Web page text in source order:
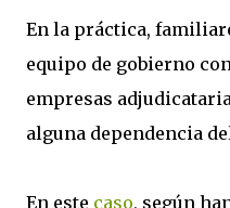
En la práctica,
equipo de gobierno
empresas
alguna dependencia
En este caso, según